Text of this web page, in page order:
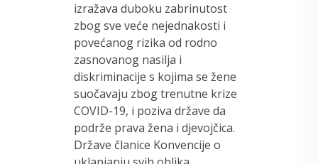
izražava duboku zabrinutost
zbog sve veće nejednakosti i
povećanog rizika od rodno
zasnovanog nasilja i
diskriminacije s kojima se žene
suočavaju zbog trenutne krize
COVID-19, i poziva države da
podrže prava žena i djevojčica.
Države članice Konvencije o